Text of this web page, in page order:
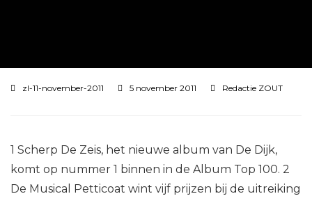
zl-11-november-2011 5 november 2011 Redactie ZOUT
1 Scherp De Zeis, het nieuwe album van De Dijk,
komt op nummer 1 binnen in de Album Top 100. 2
De Musical Petticoat wint vijf prijzen bij de uitreiking